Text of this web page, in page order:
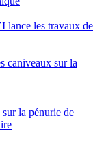
les travaux de
caniveaux sur la
la pénurie de